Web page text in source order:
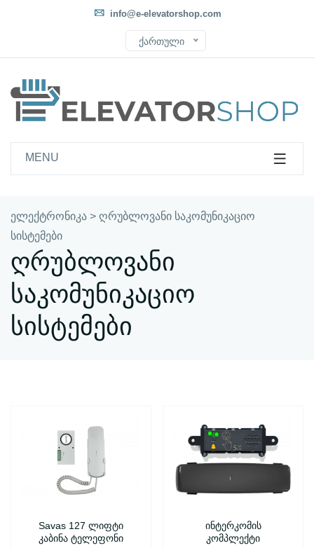
info@e-elevatorshop.com
ქართული
MENU
ელექტრონიკა > ღრუბლოვანი საკომუნიკაციო
სისტემები
ღრუბლოვანი
საკომუნიკაციო
სისტემები
Savas 127 ლიფტი
კაბინა ტელეფონი
ინტერკომის
კომპლექტი